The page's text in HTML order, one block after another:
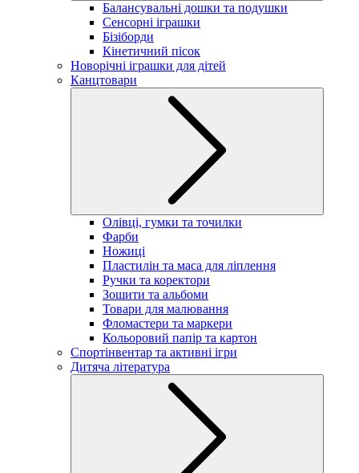
Балансувальні дошки та подушки
Сенсорні іграшки
Бізіборди
Кінетичний пісок
Новорічні іграшки для дітей
Канцтовари
Олівці, гумки та точилки
Фарби
Ножиці
Пластилін та маса для ліплення
Ручки та коректори
Зошити та альбоми
Товари для малювання
Фломастери та маркери
Кольоровий папір та картон
Спортінвентар та активні ігри
Дитяча література